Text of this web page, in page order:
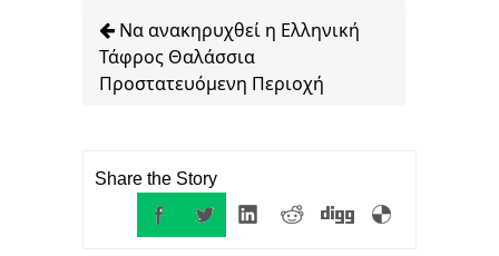
Να ανακηρυχθεί η Ελληνική
Τάφρος Θαλάσσια
Προστατευόμενη Περιοχή
Share the Story